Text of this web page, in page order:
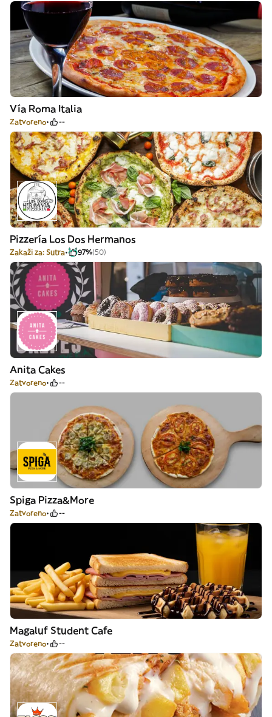
Vía Roma Italia
Zatvoreno --
Pizzería Los Dos Hermanos
Zakaži za: Sutra 97%(50)
Anita Cakes
Zatvoreno --
Spiga Pizza&More
Zatvoreno --
Magaluf Student Cafe
Zatvoreno --